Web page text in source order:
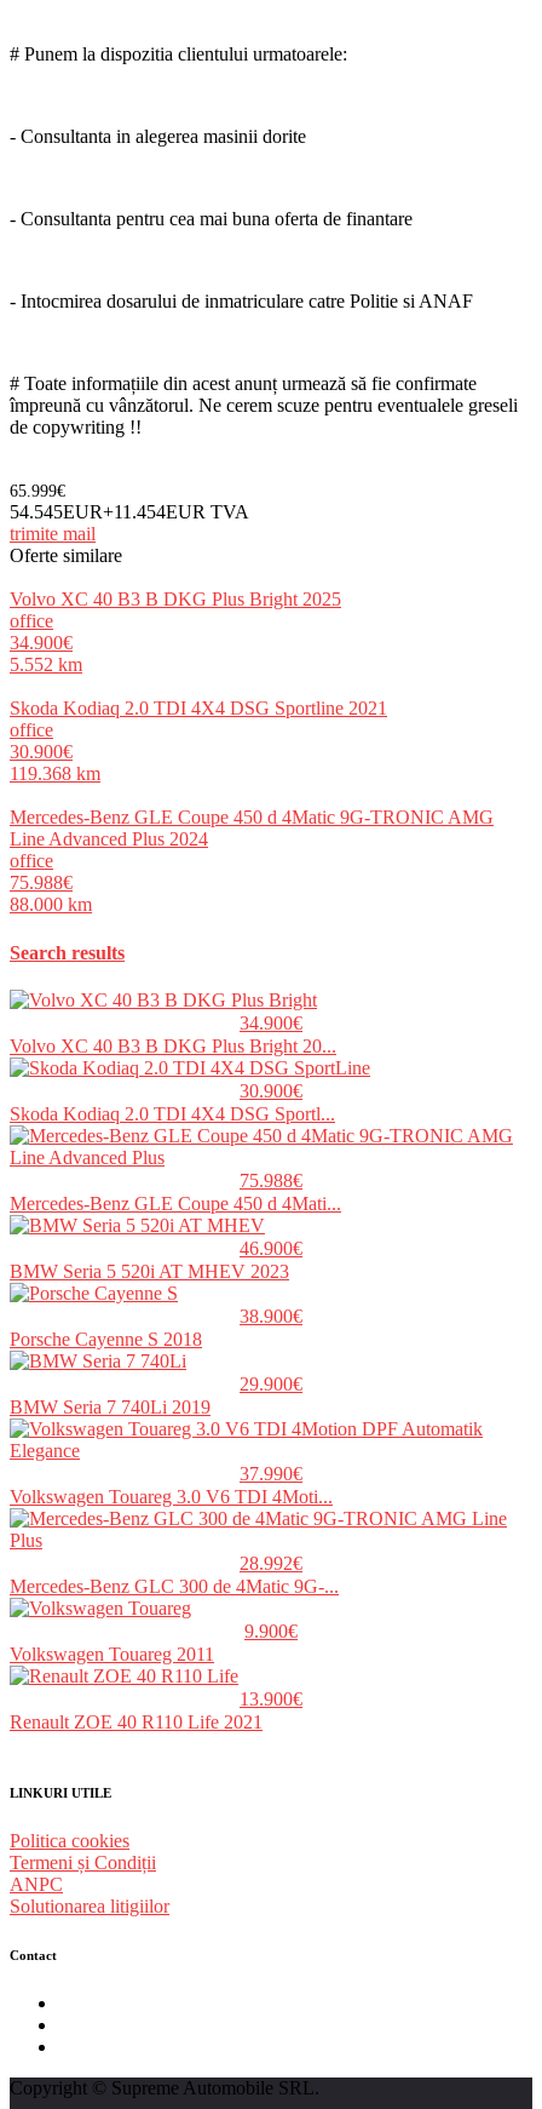
# Punem la dispozitia clientului urmatoarele:
- Consultanta in alegerea masinii dorite
- Consultanta pentru cea mai buna oferta de finantare
- Intocmirea dosarului de inmatriculare catre Politie si ANAF
# Toate informațiile din acest anunț urmează să fie confirmate
împreună cu vânzătorul. Ne cerem scuze pentru eventualele greseli
de copywriting !!
65.999€
54.545EUR+11.454EUR TVA
trimite mail
Oferte similare
Volvo XC 40 B3 B DKG Plus Bright 2025
office
34.900€
5.552 km
Skoda Kodiaq 2.0 TDI 4X4 DSG Sportline 2021
office
30.900€
119.368 km
Mercedes-Benz GLE Coupe 450 d 4Matic 9G-TRONIC AMG
Line Advanced Plus 2024
office
75.988€
88.000 km
Search results
34.900€
Volvo XC 40 B3 B DKG Plus Bright 20...
30.900€
Skoda Kodiaq 2.0 TDI 4X4 DSG Sportl...
75.988€
Mercedes-Benz GLE Coupe 450 d 4Mati...
46.900€
BMW Seria 5 520i AT MHEV 2023
38.900€
Porsche Cayenne S 2018
29.900€
BMW Seria 7 740Li 2019
37.990€
Volkswagen Touareg 3.0 V6 TDI 4Moti...
28.992€
Mercedes-Benz GLC 300 de 4Matic 9G-...
9.900€
Volkswagen Touareg 2011
13.900€
Renault ZOE 40 R110 Life 2021
LINKURI UTILE
Politica cookies
Termeni și Condiții
ANPC
Solutionarea litigiilor
Contact
Copyright © Supreme Automobile SRL.